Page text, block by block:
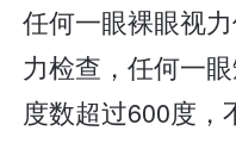
任何一眼裸眼视
力检查，任何一
度数超过600度，